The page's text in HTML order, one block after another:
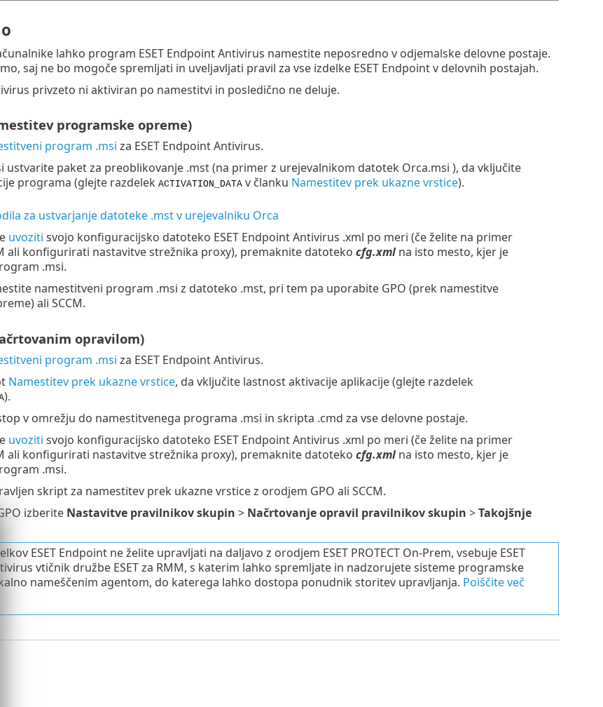
lahko program ESET Endpoint Antivirus namestite neposredno v odjemalske delovne postaje.
saj ne bo mogoče spremljati in uveljavljati pravil za vse izdelke ESET Endpoint v delovnih postajah.
privzeto ni aktiviran po namestitvi in posledično ne deluje.
programske opreme)
program .msi za ESET Endpoint Antivirus.
ustvarite paket za preoblikovanje .mst (na primer z urejevalnikom datotek Orca.msi ), da vključite
programa (glejte razdelek ACTIVATION_DATAv članku Namestitev prek ukazne vrstice).
za ustvarjanje datoteke .mst v urejevalniku Orca
uvoziti svojo konfiguracijsko datoteko ESET Endpoint Antivirus .xml po meri (če želite na primer
ali konfigurirati nastavitve strežnika proxy), premaknite datoteko cfg.xmlna isto mesto, kjer je
.msi.
namestitveni program .msi z datoteko .mst, pri tem pa uporabite GPO (prek namestitve
ali SCCM.
opravilom)
program .msi za ESET Endpoint Antivirus.
Namestitev prek ukazne vrstice, da vključite lastnost aktivacije aplikacije (glejte razdelek
).
v omrežju do namestitvenega programa .msi in skripta .cmd za vse delovne postaje.
uvoziti svojo konfiguracijsko datoteko ESET Endpoint Antivirus .xml po meri (če želite na primer
ali konfigurirati nastavitve strežnika proxy), premaknite datoteko cfg.xmlna isto mesto, kjer je
.msi.
skript za namestitev prek ukazne vrstice z orodjem GPO ali SCCM.
izberite Nastavitve pravilnikov skupin > Načrtovanje opravil pravilnikov skupin >Takojšnje
ESET Endpoint ne želite upravljati na daljavo z orodjem ESET PROTECT On-Prem, vsebuje ESET
vtičnik družbe ESET za RMM, s katerim lahko spremljate in nadzorujete sisteme programske
nameščenim agentom, do katerega lahko dostopa ponudnik storitev upravljanja. Poiščite več